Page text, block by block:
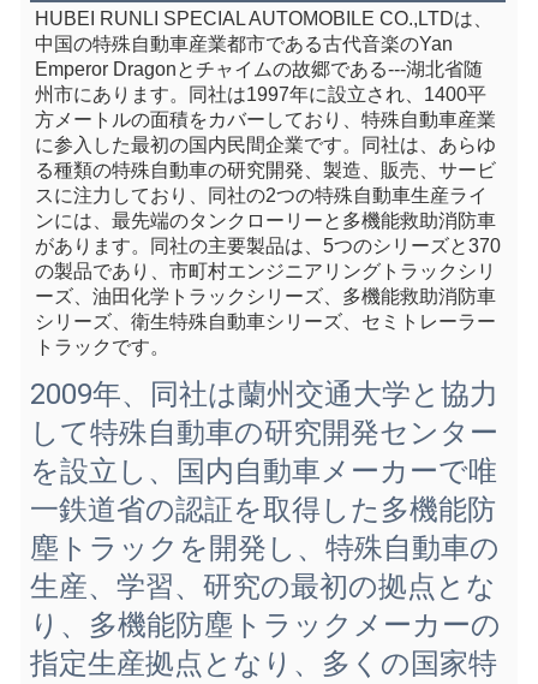
HUBEI RUNLI SPECIAL AUTOMOBILE CO.,LTDは、
中国の特殊自動車産業都市である古代音楽のYan
Emperor Dragonとチャイムの故郷である---湖北省随
州市にあります。同社は1997年に設立され、1400平
方メートルの面積をカバーしており、特殊自動車産業
に参入した最初の国内民間企業です。同社は、あらゆ
る種類の特殊自動車の研究開発、製造、販売、サービ
スに注力しており、同社の2つの特殊自動車生産ライ
ンには、最先端のタンクローリーと多機能救助消防車
があります。同社の主要製品は、5つのシリーズと370
の製品であり、市町村エンジニアリングトラックシリ
ーズ、油田化学トラックシリーズ、多機能救助消防車
シリーズ、衛生特殊自動車シリーズ、セミトレーラー
トラックです。
2009年、同社は蘭州交通大学と協力
して特殊自動車の研究開発センター
を設立し、国内自動車メーカーで唯
一鉄道省の認証を取得した多機能防
塵トラックを開発し、特殊自動車の
生産、学習、研究の最初の拠点とな
り、多機能防塵トラックメーカーの
指定生産拠点となり、多くの国家特